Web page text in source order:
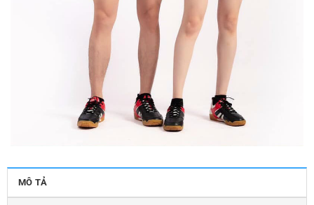
MÔ TẢ